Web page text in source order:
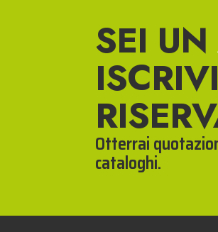
SEI UN
Otterrai
cataloghi.